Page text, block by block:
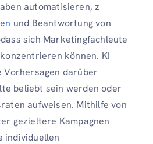
automatisieren, z
und Beantwortung von
sich Marketingfachleute
können. KI
Vorhersagen darüber
beliebt sein werden oder
aufweisen. Mithilfe von
gezieltere Kampagnen
individuellen